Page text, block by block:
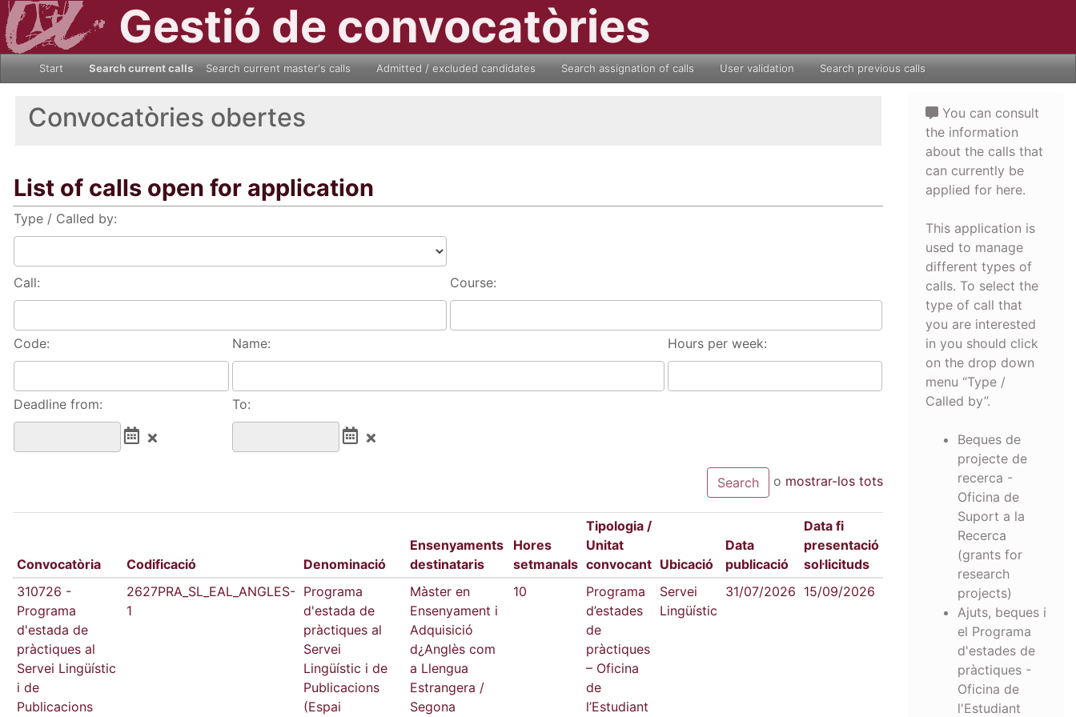
Gestió de convocatòries
Start Search current calls Search current master's calls Admitted / excluded candidates Search assignation of calls User validation Search previous calls
Convocatòries obertes
List of calls open for application
Type / Called by:
Call: Course:
Code: Name: Hours per week:
Deadline from: To:
o mostrar-los tots
Convocatòria Codificació Denominació
Ensenyaments
destinataris
Hores
setmanals
Tipologia /
Unitat
convocant Ubicació
Data
publicació
Data fi
presentació
sol·licituds
310726 -
Programa
d'estada de
pràctiques al
Servei Lingüístic
i de
Publicacions
2627PRA_SL_EAL_ANGLES-
1
Programa
d'estada de
pràctiques al
Servei
Lingüístic i de
Publicacions
(Espai
Màster en
Ensenyament i
Adquisició
d¿Anglès com
a Llengua
Estrangera /
Segona
10
Programa
d’estades
de
pràctiques
– Oficina
de
l’Estudiant
Servei
Lingüístic
31/07/2026 15/09/2026
You can consult
the information
about the calls that
can currently be
applied for here.
This application is
used to manage
different types of
calls. To select the
type of call that
you are interested
in you should click
on the drop down
menu “Type /
Called by”.
Beques de
projecte de
recerca -
Oficina de
Suport a la
Recerca
(grants for
research
projects)
Ajuts, beques i
el Programa
d'estades de
pràctiques -
Oficina de
l'Estudiant